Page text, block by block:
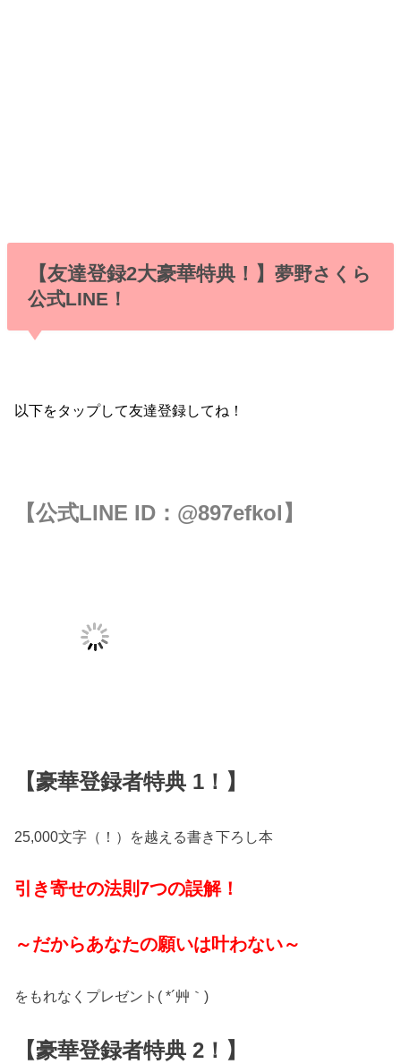
【友達登録2大豪華特典！】 夢野さくら
公式LINE！
以下をタップして友達登録してね！
【公式LINE ID： @897efkol 】
【豪華登録者特典 1！】
25,000文字（！）を越える書き下ろし本
引き寄せの法則7つの誤解！
～だからあなたの願いは叶わない～
をもれなくプレゼント( *´艸｀)
【豪華登録者特典 2！】